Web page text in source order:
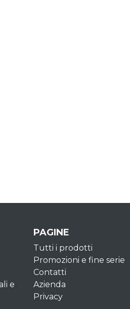
e
PAGINE
Tutti i prodotti
Promozioni e fine serie
Contatti
Azienda
Privacy